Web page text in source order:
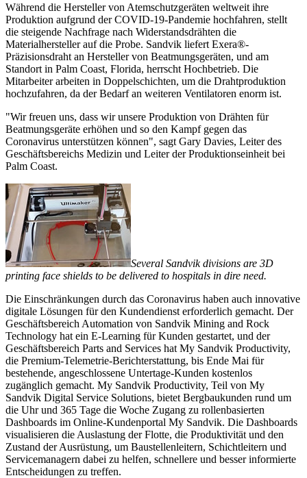
Während die Hersteller von Atemschutzgeräten weltweit ihre
Produktion aufgrund der COVID-19-Pandemie hochfahren, stellt
die steigende Nachfrage nach Widerstandsdrähten die
Materialhersteller auf die Probe. Sandvik liefert Exera®-
Präzisionsdraht an Hersteller von Beatmungsgeräten, und am
Standort in Palm Coast, Florida, herrscht Hochbetrieb. Die
Mitarbeiter arbeiten in Doppelschichten, um die Drahtproduktion
hochzufahren, da der Bedarf an weiteren Ventilatoren enorm ist.
"Wir freuen uns, dass wir unsere Produktion von Drähten für
Beatmungsgeräte erhöhen und so den Kampf gegen das
Coronavirus unterstützen können", sagt Gary Davies, Leiter des
Geschäftsbereichs Medizin und Leiter der Produktionseinheit bei
Palm Coast.
Several Sandvik divisions are 3D
printing face shields to be delivered to hospitals in dire need.
Die Einschränkungen durch das Coronavirus haben auch innovative
digitale Lösungen für den Kundendienst erforderlich gemacht. Der
Geschäftsbereich Automation von Sandvik Mining and Rock
Technology hat ein E-Learning für Kunden gestartet, und der
Geschäftsbereich Parts and Services hat My Sandvik Productivity,
die Premium-Telemetrie-Berichterstattung, bis Ende Mai für
bestehende, angeschlossene Untertage-Kunden kostenlos
zugänglich gemacht. My Sandvik Productivity, Teil von My
Sandvik Digital Service Solutions, bietet Bergbaukunden rund um
die Uhr und 365 Tage die Woche Zugang zu rollenbasierten
Dashboards im Online-Kundenportal My Sandvik. Die Dashboards
visualisieren die Auslastung der Flotte, die Produktivität und den
Zustand der Ausrüstung, um Baustellenleitern, Schichtleitern und
Servicemanagern dabei zu helfen, schnellere und besser informierte
Entscheidungen zu treffen.